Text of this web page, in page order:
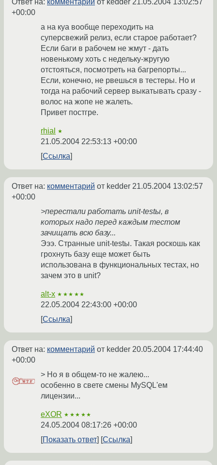
Ответ на: комментарий от kedder 21.05.2004 13:02:57
+00:00
а на куа вообще переходить на
суперсвежий релиз, если старое работает?
Если баги в рабочем не жмут - дать
новенькому хоть с недельку-жругую
отстояться, посмотреть на багрепорты...
Если, конечно, не рвешься в тестеры. Но и
тогда на рабочий сервер выкатывать сразу -
волос на жопе не жалеть.
Привет постгре.
rhial ★
21.05.2004 22:53:13 +00:00
Ссылка
Ответ на: комментарий от kedder 21.05.2004 13:02:57
+00:00
>перестали работать unit-testы, в
которых надо перед каждым тестом
зачищать всю базу...
Эээ. Странные unit-testы. Такая роскошь как
грохнуть базу еще может быть
использована в функциональных тестах, но
зачем это в unit?
alt-x ★★★★★
22.05.2004 22:43:00 +00:00
Ссылка
Ответ на: комментарий от kedder 20.05.2004 17:44:40
+00:00
> Но я в общем-то не жалею...
особенно в свете смены MySQL'ем
лицензии...
eXOR ★★★★★
24.05.2004 08:17:26 +00:00
Показать ответ
Ссылка